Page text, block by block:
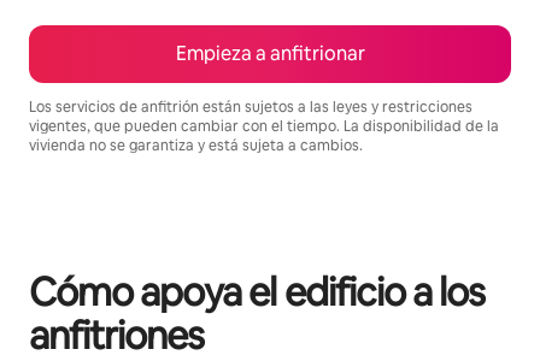
Empieza a anfitrionar
Los servicios de anfitrión están sujetos a las leyes y restricciones
vigentes, que pueden cambiar con el tiempo. La disponibilidad de la
vivienda no se garantiza y está sujeta a cambios.
Cómo apoya el edificio a los
anfitriones